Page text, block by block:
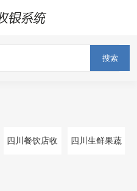
搜索
四川餐饮店收 四川生鲜果蔬